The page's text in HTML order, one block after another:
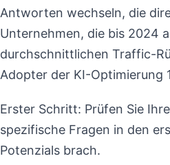
Antworten wechseln, die
Unternehmen, die bis 2024
durchschnittlichen Traffic-
Adopter der KI-Optimierung
Erster Schritt: Prüfen Sie
spezifische Fragen in den
Potenzials brach.